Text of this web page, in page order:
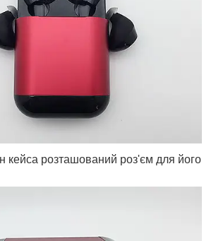
кейса розташований роз'єм для його